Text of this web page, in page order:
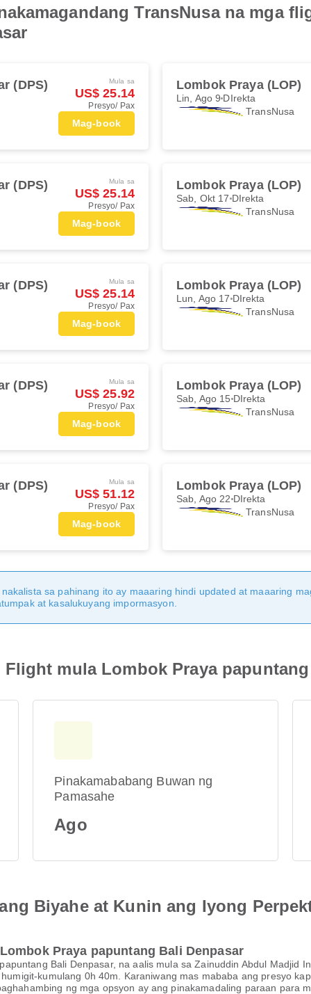
TransNusa na mga
(DPS) Mula sa
US$ 25.14
Presyo/ Pax
Mag-book
Lombok Praya (LOP)
Lin, Ago 9 DIrekta
TransNusa
(DPS) Mula sa
US$ 25.14
Presyo/ Pax
Mag-book
Lombok Praya (LOP)
Sab, Okt 17 DIrekta
TransNusa
(DPS) Mula sa
US$ 25.14
Presyo/ Pax
Mag-book
Lombok Praya (LOP)
Lun, Ago 17 DIrekta
TransNusa
(DPS) Mula sa
US$ 25.92
Presyo/ Pax
Mag-book
Lombok Praya (LOP)
Sab, Ago 15 DIrekta
TransNusa
(DPS) Mula sa
US$ 51.12
Presyo/ Pax
Mag-book
Lombok Praya (LOP)
Sab, Ago 22 DIrekta
TransNusa
sa pahinang ito ay maaaring hindi updated at maaaring
at kasalukuyang impormasyon.
mula Lombok Praya
Pinakamababang Buwan ng
Pamasahe
Ago
Biyahe at Kunin ang Iyong
Praya papuntang Bali Denpasar
Bali Denpasar, na aalis mula sa Zainuddin Abdul Madjid
kumulang 0h 40m. Karaniwang mas mababa ang presyo
ng mga opsyon ay ang pinakamadaling paraan para